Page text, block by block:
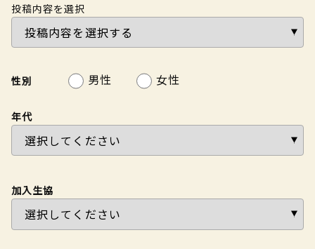
投稿内容を選択
性別 男性 女性
年代
加入生協